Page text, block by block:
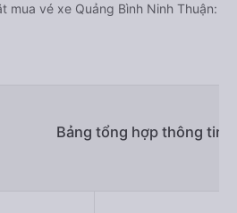
mua vé xe Quảng Bình Ninh Thuận:
Bảng tổng hợp thông tin